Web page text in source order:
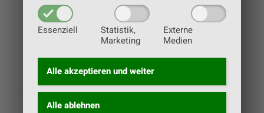
Essenziell
Statistik,
Marketing
Externe
Medien
Alle akzeptieren undweiter
Alle ablehnen